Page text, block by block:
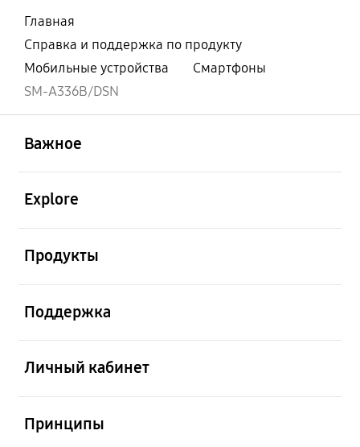
Главная
Справка и поддержка по продукту
Мобильные устройства
Смартфоны
SM-A336B/DSN
Важное
Explore
Продукты
Поддержка
Личный кабинет
Принципы